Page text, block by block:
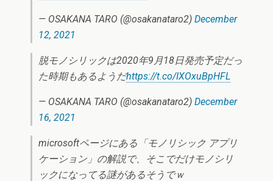
— OSAKANA TARO (@osakanataro2) December
12, 2021
脱モノシリックは2020年9月18日発売予定だっ
た時期もあるようだhttps://t.co/IXOxuBpHFL
— OSAKANA TARO (@osakanataro2) December
16, 2021
microsoftページにある「モノリシック アプリ
ケーション」の解説で、そこでだけモノシリ
ックになってる謎があるそうでｗ